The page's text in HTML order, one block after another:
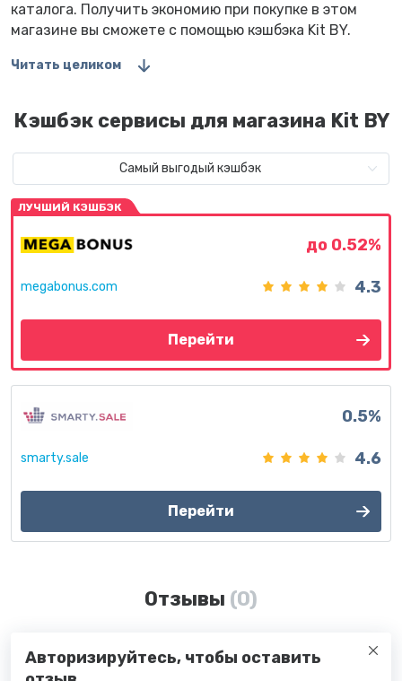
каталога. Получить экономию при покупке в этом
магазине вы сможете с помощью кэшбэка Kit BY.
Читать целиком
Кэшбэк сервисы для магазина Kit BY
Самый выгодый кэшбэк
ЛУЧШИЙ КЭШБЭК
megabonus.com
до 0.52%
4.3
Перейти
smarty.sale
0.5%
4.6
Перейти
Отзывы (0)
Авторизируйтесь, чтобы оставить